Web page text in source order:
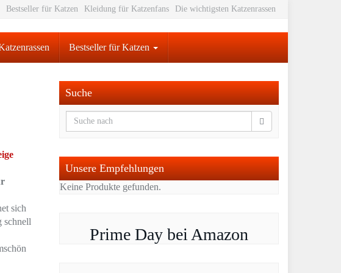
Bestseller für Katzen Kleidung für Katzenfans Die wichtigsten Katzenrassen
Bestseller für Katzen
sich
schnell
Suche
Unsere Empfehlungen
Keine Produkte gefunden.
Prime Day bei Amazon